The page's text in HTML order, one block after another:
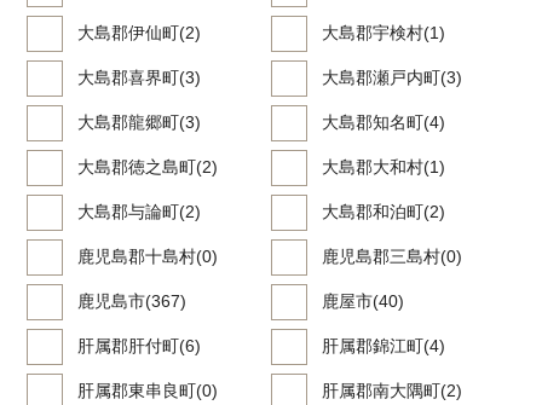
大島郡伊仙町(2) 大島郡宇検村(1)
大島郡喜界町(3) 大島郡瀬戸内町(3)
大島郡龍郷町(3) 大島郡知名町(4)
大島郡徳之島町(2) 大島郡大和村(1)
大島郡与論町(2) 大島郡和泊町(2)
鹿児島郡十島村(0) 鹿児島郡三島村(0)
鹿児島市(367) 鹿屋市(40)
肝属郡肝付町(6) 肝属郡錦江町(4)
肝属郡東串良町(0) 肝属郡南大隅町(2)